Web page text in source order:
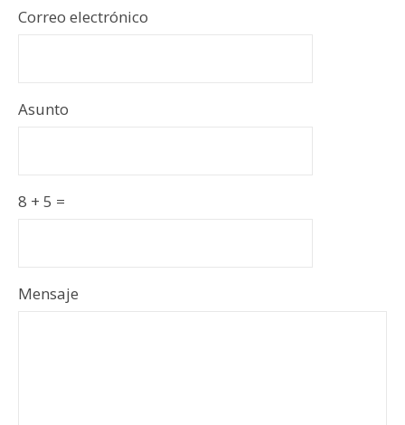
Correo electrónico
Asunto
8 + 5 =
Por
Por
Mensaje